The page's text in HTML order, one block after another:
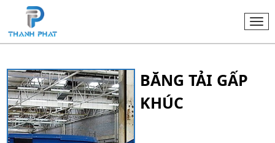
BĂNG TẢI GẤP
KHÚC